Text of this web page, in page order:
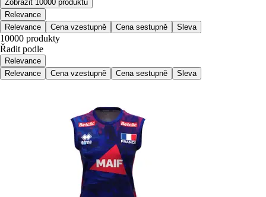
Zobrazit 10000 produktů
Relevance
Relevance
Cena vzestupně Cena sestupně Sleva
10000 produkty
Řadit podle
Relevance
Relevance
Cena vzestupně Cena sestupně Sleva